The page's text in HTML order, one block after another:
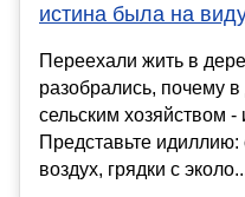
истина была на
Переехали жить в
разобрались, почему
сельским хозяйством
Представьте
воздух, грядки с